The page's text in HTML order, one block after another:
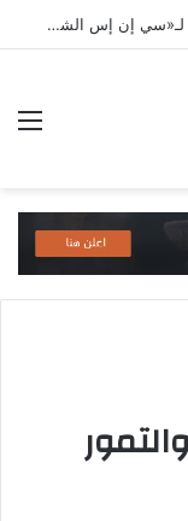
مارك فيلينتورف يتولى منصب العضو المنتدب لـ«سي إن إس الشرق الأوسط» ويشرف على شركات قطاع التكنولوجيا ضمن مجموعة غباش